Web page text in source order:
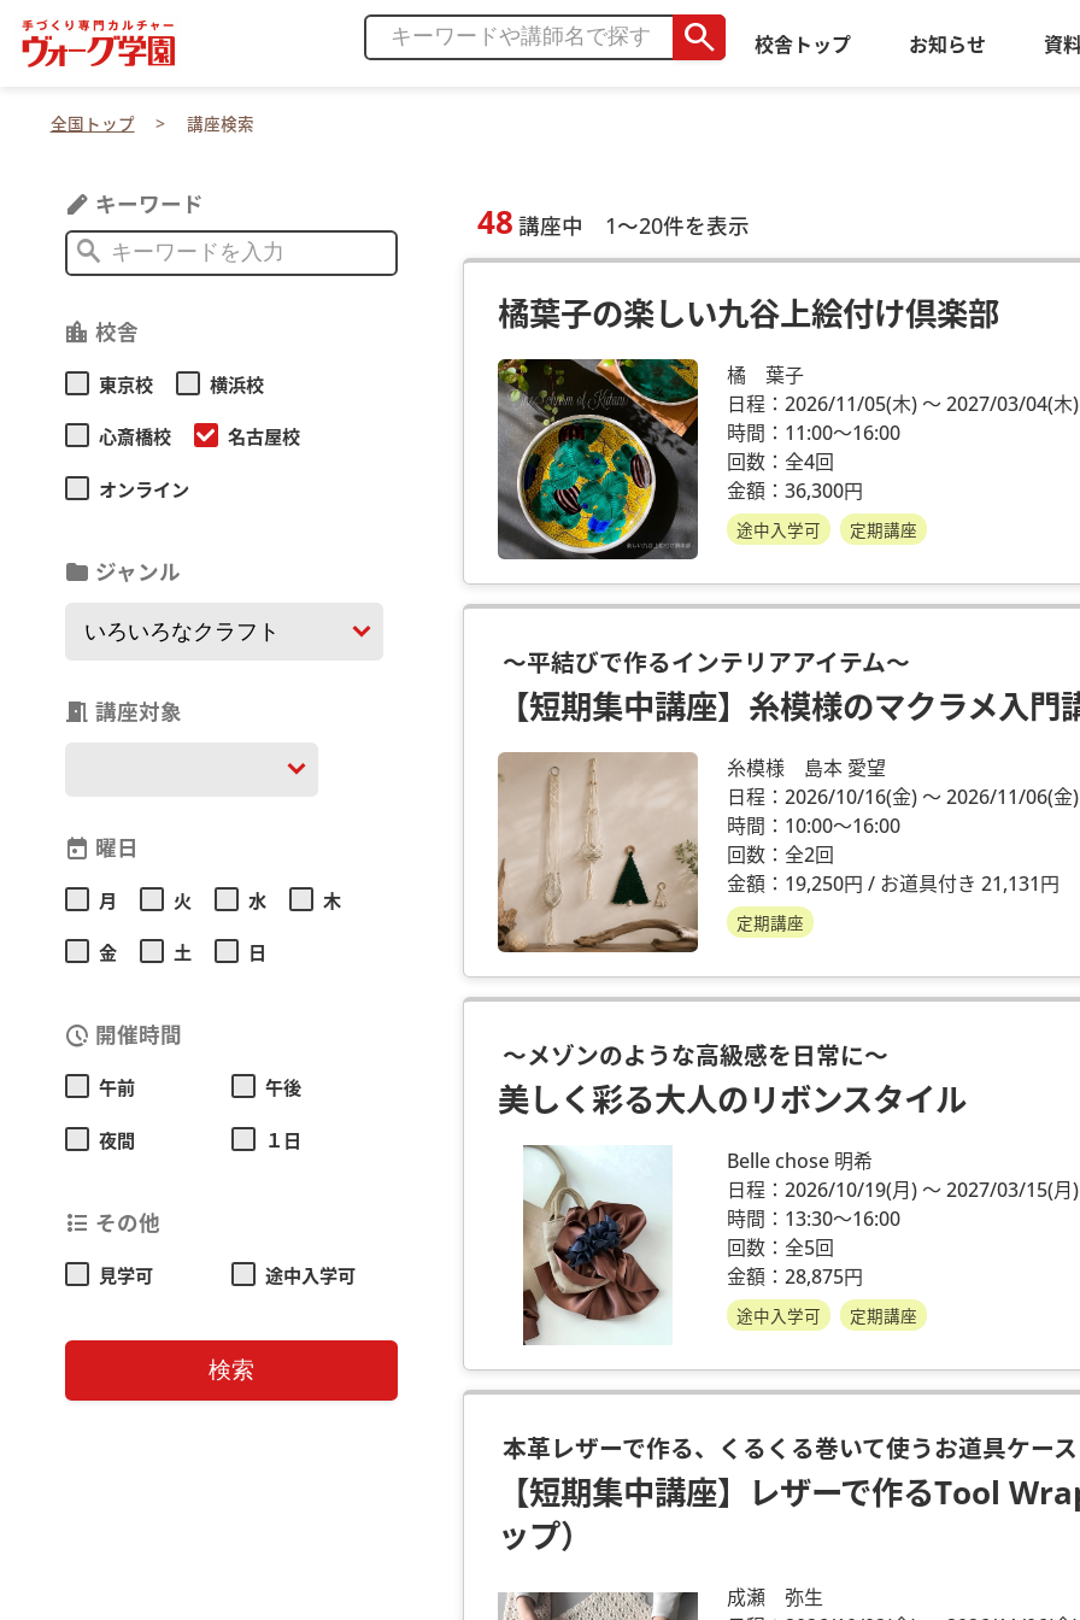
search 校舎トップ お知らせ 資
全国トップ 講座検索
edit キーワード
search
location_city 校舎
東京校 横浜校
心斎橋校 名古屋校
オンライン
folder ジャンル
meeting_room 講座対象
today 曜日
月 火 水 木
金 土 日
pace 開催時間
午前 午後
夜間 １日
format_list_bulleted その他
見学可 途中入学可
検索
48 講座中 1～20件を表示
橘葉子の楽しい九谷上絵付け倶楽部
橘 葉子
日程：2026/11/05(木)～ 2027/03/04(木)
時間：11:00～16:00
回数：全4回
金額：36,300円
途中入学可 定期講座
～平結びで作るインテリアアイテム～
【短期集中講座】糸模様のマクラメ入門
糸模様 島本 愛望
日程：2026/10/16(金)～ 2026/11/06(金)
時間：10:00～16:00
回数：全2回
金額：19,250円 / お道具付き 21,131円
定期講座
～メゾンのような高級感を日常に～
美しく彩る大人のリボンスタイル
Belle chose 明希
日程：2026/10/19(月)～ 2027/03/15(月)
時間：13:30～16:00
回数：全5回
金額：28,875円
途中入学可 定期講座
本革レザーで作る、くるくる巻いて使うお道具ケース
【短期集中講座】レザーで作るTool
ップ）
成瀬 弥生